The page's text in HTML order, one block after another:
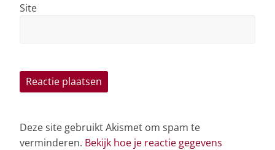
Site
Deze site gebruikt Akismet om spam te
verminderen. Bekijk hoe je reactie gegevens